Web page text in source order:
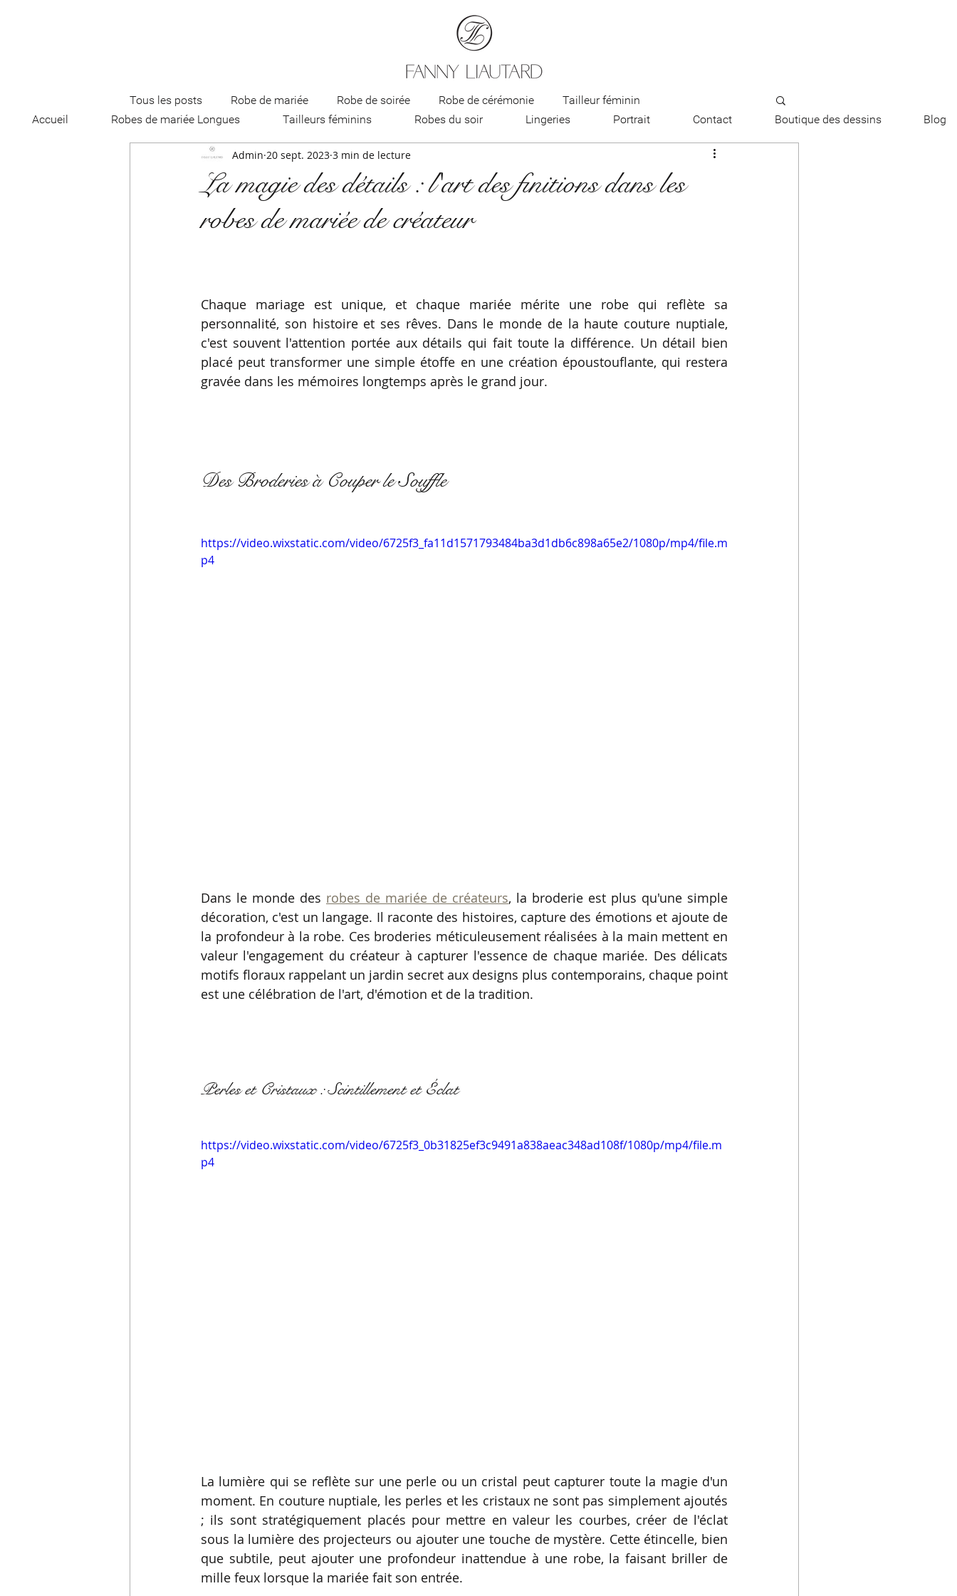
Accueil Robes de mariée Longues Tailleurs féminins Robes du soir Lingeries Portrait Contact Boutique des dessins Blog
Tous les posts Robe de mariée Robe de soirée Robe de cérémonie Tailleur féminin
robe de mariée courte Smoking femme Création et sur-mesure
Tailleur de mariée Voile et voilette de mariée Voile de mariée personnalisé
Robe de lendemain de mariage Illustration de mode créatrice de mode créatrice de robes de mariée
Robe de mariée créateur Paris
La magie des détails : l'art des finitions dans les
robes de mariée de créateur
Admin 20 sept. 2023 3 min de lecture
Chaque mariage est unique, et chaque mariée mérite une robe qui reflète sa
personnalité, son histoire et ses rêves. Dans le monde de la haute couture nuptiale,
c'est souvent l'attention portée aux détails qui fait toute la différence. Un détail bien
placé peut transformer une simple étoffe en une création époustouflante, qui restera
gravée dans les mémoires longtemps après le grand jour.
Des Broderies à Couper le Souffle
https://video.wixstatic.com/video/6725f3_fa11d1571793484ba3d1db6c898a65e2/1080p/mp4/file.m
p4
Dans le monde des robes de mariée de créateurs, la broderie est plus qu'une simple
décoration, c'est un langage. Il raconte des histoires, capture des émotions et ajoute de
la profondeur à la robe. Ces broderies méticuleusement réalisées à la main mettent en
valeur l'engagement du créateur à capturer l'essence de chaque mariée. Des délicats
motifs floraux rappelant un jardin secret aux designs plus contemporains, chaque point
est une célébration de l'art, d'émotion et de la tradition.
Perles et Cristaux : Scintillement et Éclat
https://video.wixstatic.com/video/6725f3_0b31825ef3c9491a838aeac348ad108f/1080p/mp4/file.m
p4
La lumière qui se reflète sur une perle ou un cristal peut capturer toute la magie d'un
moment. En couture nuptiale, les perles et les cristaux ne sont pas simplement ajoutés
; ils sont stratégiquement placés pour mettre en valeur les courbes, créer de l'éclat
sous la lumière des projecteurs ou ajouter une touche de mystère. Cette étincelle, bien
que subtile, peut ajouter une profondeur inattendue à une robe, la faisant briller de
mille feux lorsque la mariée fait son entrée.